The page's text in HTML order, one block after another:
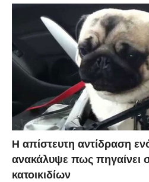
Η απίστευτη αντίδραση
ανακάλυψε πως πηγαίνει
κατοικιδίων